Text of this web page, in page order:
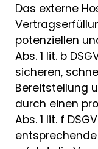
Das externe
potenziellen
Abs. 1 lit. b
sicheren,
Bereitstellung
durch einen
Abs. 1 lit. f